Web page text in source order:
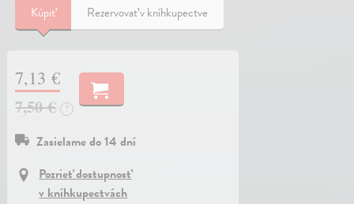
Kúpiť Rezervovať v kníhkupectve
7,13 €
7,50 €
?
Zasielame do 14 dní
Pozrieť dostupnosť
v kníhkupectvách